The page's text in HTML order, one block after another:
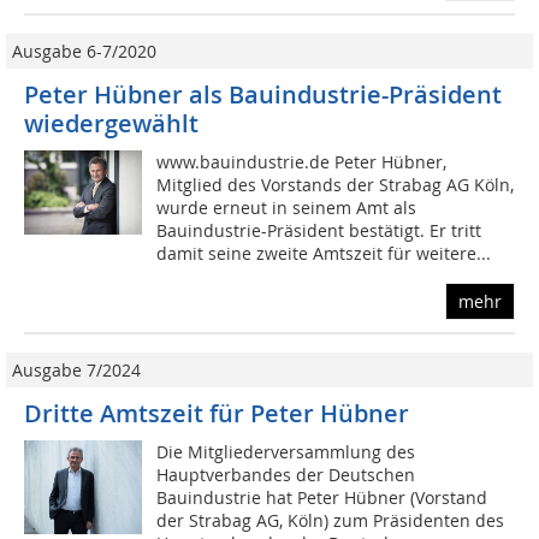
Ausgabe 6-7/2020
Peter Hübner als Bauindustrie-Präsident
wiedergewählt
www.bauindustrie.de Peter Hübner,
Mitglied des Vorstands der Strabag AG Köln,
wurde erneut in seinem Amt als
Bauindustrie-Präsident bestätigt. Er tritt
damit seine zweite Amtszeit für weitere...
mehr
Ausgabe 7/2024
Dritte Amtszeit für Peter Hübner
Die Mitgliederversammlung des
Hauptverbandes der Deutschen
Bauindustrie hat Peter Hübner (Vorstand
der Strabag AG, Köln) zum Präsidenten des